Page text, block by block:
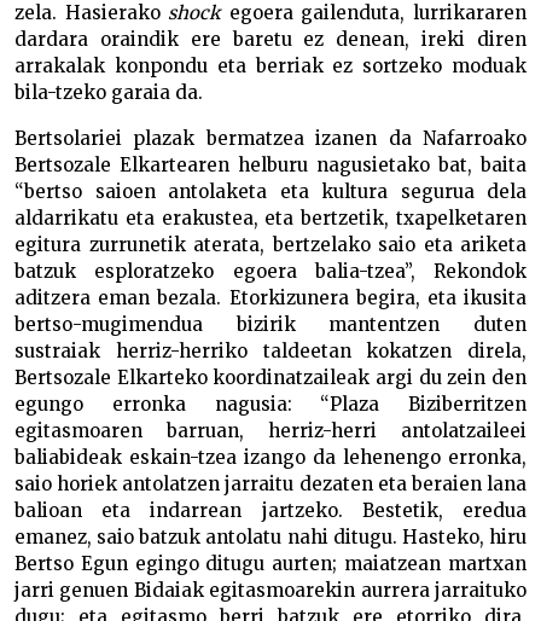
zela. Hasierako shockegoera gailenduta, lurrikararen
dardara oraindik ere baretu ez denean, ireki diren
arrakalak konpondu eta berriak ez sortzeko moduak
bila-tzeko garaia da.
Bertsolariei plazak bermatzea izanen da Nafarroako
Bertsozale Elkartearen helburu nagusietako bat, baita
“bertso saioen antolaketa eta kultura segurua dela
aldarrikatu eta erakustea, eta bertzetik, txapelketaren
egitura zurrunetik aterata, bertzelako saio eta ariketa
batzuk esploratzeko egoera balia-tzea”, Rekondok
aditzera eman bezala. Etorkizunera begira, eta ikusita
bertso-mugimendua bizirik mantentzen duten
sustraiak herriz-herriko taldeetan kokatzen direla,
Bertsozale Elkarteko koordinatzaileak argi du zein den
egungo erronka nagusia: “Plaza Biziberritzen
egitasmoaren barruan, herriz-herri antolatzaileei
baliabideak eskain-tzea izango da lehenengo erronka,
saio horiek antolatzen jarraitu dezaten eta beraien lana
balioan eta indarrean jartzeko. Bestetik, eredua
emanez, saio batzuk antolatu nahi ditugu. Hasteko, hiru
Bertso Egun egingo ditugu aurten; maiatzean martxan
jarri genuen Bidaiak egitasmoarekin aurrera jarraituko